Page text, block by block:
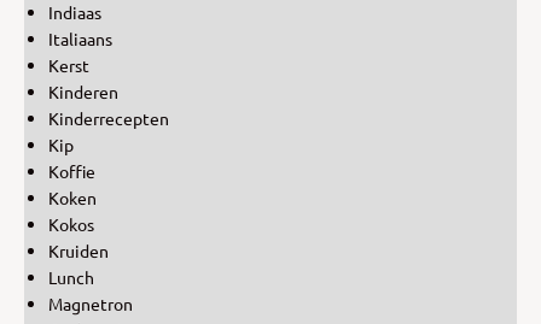
Indiaas
Italiaans
Kerst
Kinderen
Kinderrecepten
Kip
Koffie
Koken
Kokos
Kruiden
Lunch
Magnetron